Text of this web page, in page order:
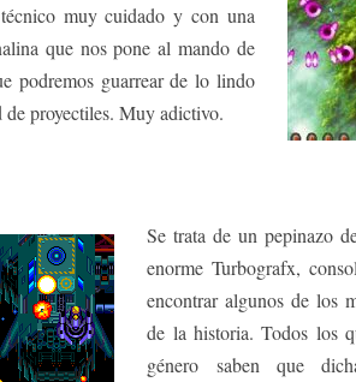
muy cuidado y con una
que nos pone al mando de
podremos guarrear de lo lindo
de proyectiles. Muy adictivo.
Se trata de un pepinazo
enorme Turbografx,
encontrar algunos de los
de la historia. Todos los
género saben que